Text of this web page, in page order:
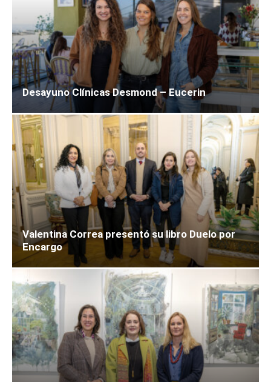
Desayuno Clínicas Desmond – Eucerin
Valentina Correa presentó su libro Duelo por
Encargo